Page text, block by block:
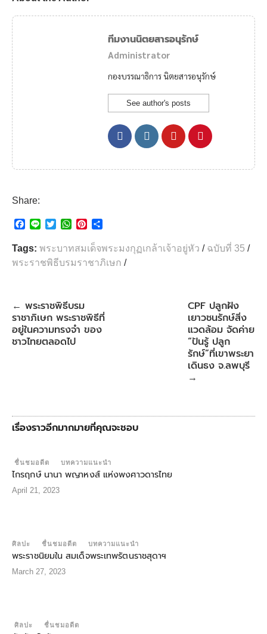
ทีมงานนิตยสารอนุรักษ์
Administrator
กองบรรณาธิการ นิตยสารอนุรักษ์
See author's posts
Share:
c
e
b
n
i
t
t
W
a
s
n
e
a
r
e
Tags: พระบาทสมเด็จพระมงกุฏเกล้าเจ้าอยู่หัว / ฉบับที่ 35 /
พระราชพิธีบรมราชาภิเษก /
← พระราชพิธีบรม
ราชาภิเษก พระราชพิธีที่
อยู่ในความทรงจํา ของ
ชาวไทยตลอดไป
CPF ปลูกฝัง
เยาวชนรักษ์สิ่ง
แวดล้อม จัดค่าย
“ปันรู้ ปลูก
รักษ์”ที่เขาพระยา
เดินธง จ.ลพบุรี
→
เรื่องราวอีกมากมายที่คุณจะชอบ
ชื่นชมอดีต บทความแนะนำ
ไกรฤกษ์ นานา พญาหงส์ แห่งพงศาวดารไทย
April 21, 2023
ศิลปะ ชื่นชมอดีต บทความแนะนำ
พระราชนิยมใน สมเด็จพระเทพรัตนราชสุดาฯ
March 27, 2023
ศิลปะ ชื่นชมอดีต